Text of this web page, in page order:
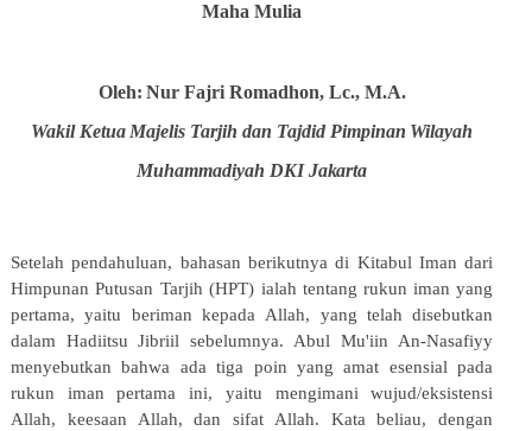
Maha Mulia
Oleh: Nur Fajri Romadhon, Lc., M.A.
Wakil Ketua Majelis Tarjih dan Tajdid Pimpinan Wilayah
Muhammadiyah DKI Jakarta
Setelah pendahuluan, bahasan berikutnya di Kitabul Iman dari
Himpunan Putusan Tarjih (HPT) ialah tentang rukun iman yang
pertama, yaitu beriman kepada Allah, yang telah disebutkan
dalam
Hadiitsu Jibriil
sebelumnya. Abul Mu'iin An-Nasafiyy
menyebutkan bahwa ada tiga poin yang amat esensial pada
rukun iman pertama ini, yaitu mengimani wujud/eksistensi
Allah, keesaan Allah, dan sifat Allah. Kata beliau, dengan